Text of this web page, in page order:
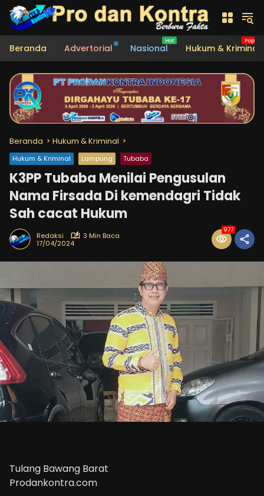
Langsung
konten
Beranda
Advertorial Nasional Hukum & Kriminal
Beranda Hukum & Kriminal
Hukum & Kriminal Lampung Tubaba
K3PP Tubaba Menilai Pengusulan
Nama Firsada Di kemendagri Tidak
Sah cacat Hukum
Redaksi
3 Min Baca
17/04/2024
977
Tulang Bawang Barat
Prodankontra.com